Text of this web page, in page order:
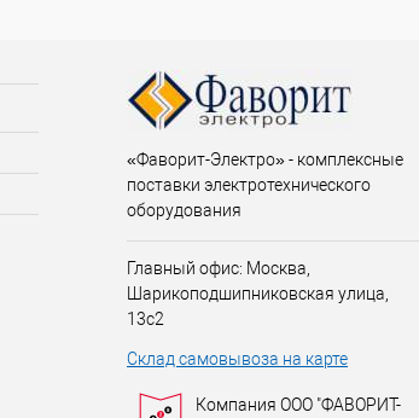
«Фаворит-Электро» - комплексные
поставки электротехнического
оборудования
Главный офис: Москва,
Шарикоподшипниковская улица,
13с2
Склад самовывоза на карте
Компания ООО "ФАВОРИТ-